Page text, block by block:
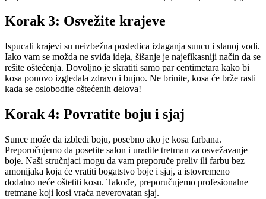
Korak 3: Osvežite krajeve
Ispucali krajevi su neizbežna posledica izlaganja suncu i slanoj vodi.
Iako vam se možda ne sviđa ideja, šišanje je najefikasniji način da se
rešite oštećenja. Dovoljno je skratiti samo par centimetara kako bi
kosa ponovo izgledala zdravo i bujno. Ne brinite, kosa će brže rasti
kada se oslobodite oštećenih delova!
Korak 4: Povratite boju i sjaj
Sunce može da izbledi boju, posebno ako je kosa farbana.
Preporučujemo da posetite salon i uradite tretman za osvežavanje
boje. Naši stručnjaci mogu da vam preporuče preliv ili farbu bez
amonijaka koja će vratiti bogatstvo boje i sjaj, a istovremeno
dodatno neće oštetiti kosu. Takođe, preporučujemo profesionalne
tretmane koji kosi vraća neverovatan sjaj.